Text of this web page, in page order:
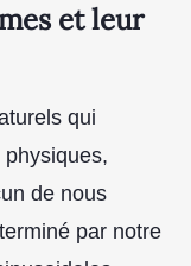
et leur
qui
de nous
par notre